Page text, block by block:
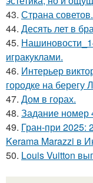
43. Страна
44. Десять лет в
45.
игракуклами.
46. Интерьер
городке на
47. Дом в горах.
48. Задание номер
49. Гран-при 2025:
Kerama Marazzi в
50. Louis Vuitton